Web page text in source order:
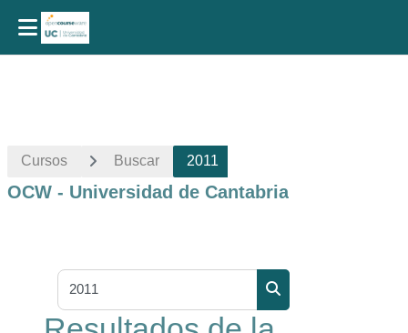
Cursos Buscar 2011
OCW - Universidad de Cantabria
Buscar cursos
Buscar cursos